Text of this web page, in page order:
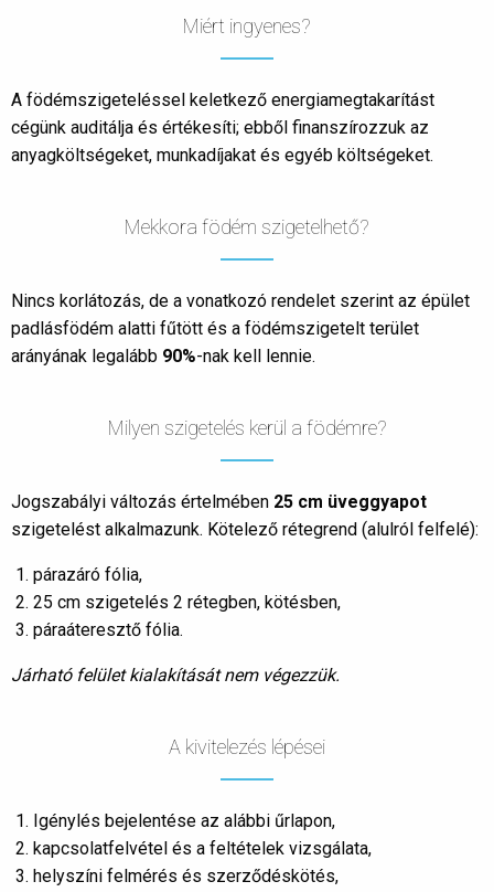
Miért ingyenes?
A födémszigeteléssel keletkező energiamegtakarítást
cégünk auditálja és értékesíti; ebből finanszírozzuk az
anyagköltségeket, munkadíjakat és egyéb költségeket.
Mekkora födém szigetelhető?
Nincs korlátozás, de a vonatkozó rendelet szerint az épület
padlásfödém alatti fűtött és a födémszigetelt terület
arányának legalább 90%-nak kell lennie.
Milyen szigetelés kerül a födémre?
Jogszabályi változás értelmében 25 cm üveggyapot
szigetelést alkalmazunk. Kötelező rétegrend (alulról felfelé):
párazáró fólia,
25 cm szigetelés 2 rétegben, kötésben,
páraáteresztő fólia.
Járható felület kialakítását nem végezzük.
A kivitelezés lépései
Igénylés bejelentése az alábbi űrlapon,
kapcsolatfelvétel és a feltételek vizsgálata,
helyszíni felmérés és szerződéskötés,